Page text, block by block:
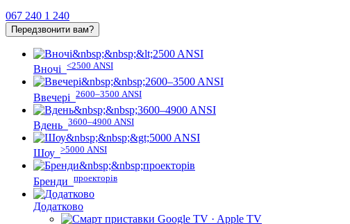
067 240 1 240
Передзвонити вам?
Вночі <2500 ANSI
Ввечері 2600–3500 ANSI
Вдень 3600–4900 ANSI
Шоу >5000 ANSI
Бренди проекторів
Додатково